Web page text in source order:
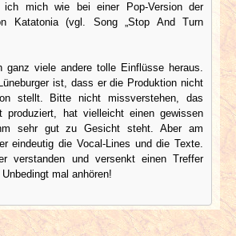
mich wie bei einer Pop-Version der
Katatonia (vgl. Song „Stop And Turn
ganz viele andere tolle Einflüsse heraus.
ist, dass er die Produktion nicht
stellt. Bitte nicht missverstehen, das
produziert, hat vielleicht einen gewissen
sehr gut zu Gesicht steht. Aber am
eindeutig die Vocal-Lines und die Texte.
verstanden und versenkt einen Treffer
mal anhören!